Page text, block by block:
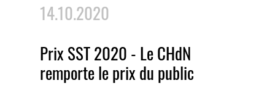
14.10.2020
Prix SST 2020 - Le CHdN
remporte le prix du public